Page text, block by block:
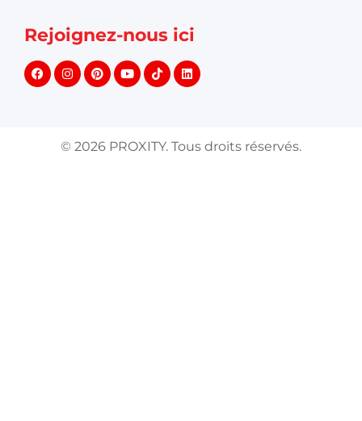
Rejoignez-nous ici
© 2026 PROXITY. Tous droits réservés.